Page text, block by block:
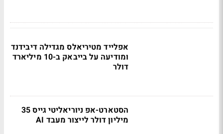
אפלייד מטיריאלס מגדילה דיבידנד
ומודיעה על בייבאק ב-10 מיליארד
דולר
הסטארט-אפ ניוריאליטי גייס 35
מיליון דולר לייצור מעבד AI